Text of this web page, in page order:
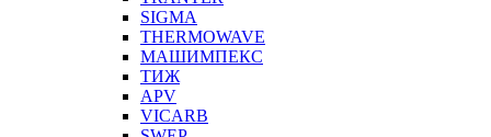
SIGMA
THERMOWAVE
МАШИМПЕКС
ТИЖ
APV
VICARB